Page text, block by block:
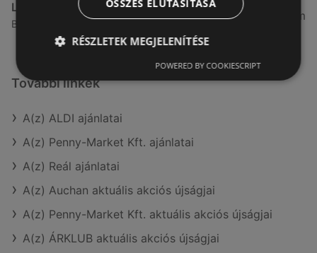
Lidl
Bánfalvi út 12. 12, 9400 Sopron
3,59 km
További linkek
A(z) ALDI ajánlatai
A(z) Penny-Market Kft. ajánlatai
A(z) Reál ajánlatai
A(z) Auchan aktuális akciós újságjai
A(z) Penny-Market Kft. aktuális akciós újságjai
A(z) ÁRKLUB aktuális akciós újságjai
ÖSSZES ELUTASÍTÁSA
RÉSZLETEK MEGJELENÍTÉSE
POWERED BY COOKIESCRIPT